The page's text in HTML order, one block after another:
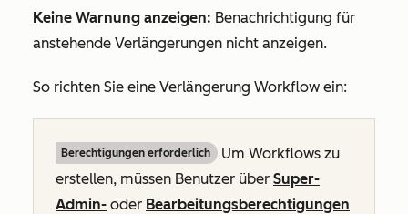
Keine Warnung anzeigen: Benachrichtigung für
anstehende Verlängerungen nicht anzeigen.
So richten Sie eine Verlängerung Workflow ein:
Berechtigungen erforderlich
Um Workflows zu
erstellen, müssen Benutzer über Super-
Admin- oder Bearbeitungsberechtigungen